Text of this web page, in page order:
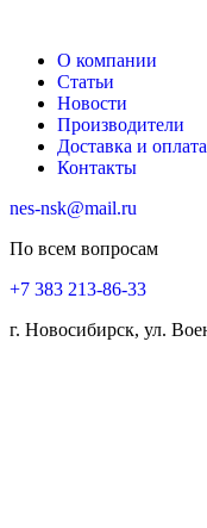
О компании
Статьи
Новости
Производители
Доставка и оплата
Контакты
nes-nsk@mail.ru
По всем вопросам
+7 383 213-86-33
г. Новосибирск, ул.